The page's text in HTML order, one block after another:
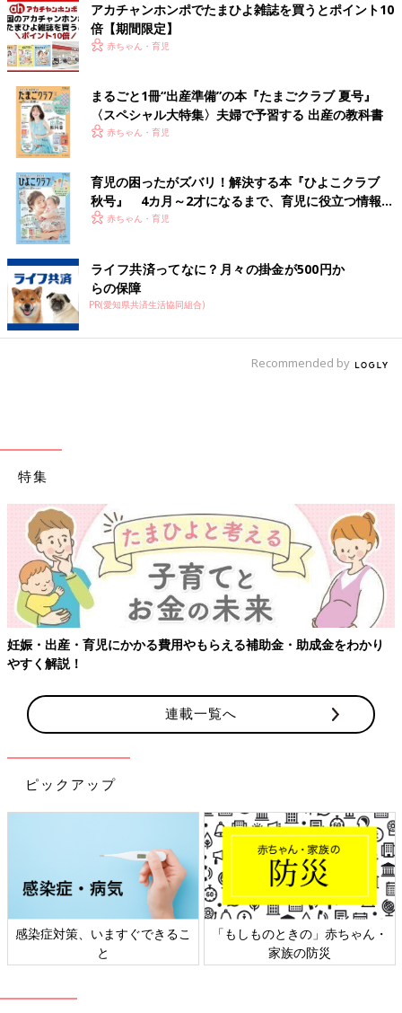
アカチャンホンポでたまひよ雑誌を買うとポイント10
倍【期間限定】
赤ちゃん・育児
まるごと1冊“出産準備”の本『たまごクラブ 夏号』
〈スペシャル大特集〉夫婦で予習する 出産の教科書
赤ちゃん・育児
育児の困ったがズバリ！解決する本『ひよこクラブ
秋号』 4カ月～2才になるまで、育児に役立つ情報が
いっぱい！
赤ちゃん・育児
ライフ共済ってなに？月々の掛金が500円か
らの保障
PR(愛知県共済生活協同組合)
Recommended by
特集
妊娠・出産・育児にかかる費用やもらえる補助金・助成金をわかり
やすく解説！
連載一覧へ
ピックアップ
感染症対策、いますぐできるこ
と
「もしものときの」赤ちゃん・
家族の防災